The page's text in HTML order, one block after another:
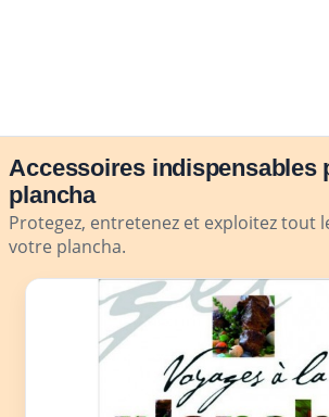
Accessoires indispensables
plancha
Protegez, entretenez et exploitez tout
votre plancha.